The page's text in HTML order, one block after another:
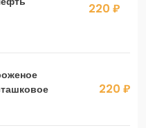
в приложении
220 ₽
220 ₽